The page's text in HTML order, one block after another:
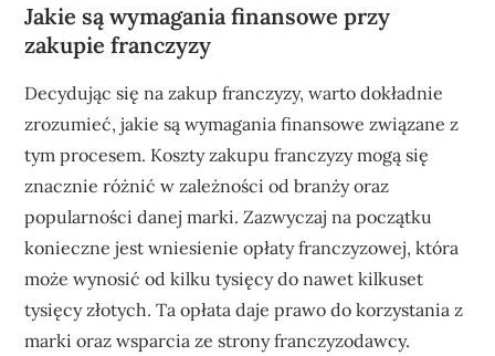
Jakie są wymagania finansowe przy
zakupie franczyzy
Decydując się na zakup franczyzy, warto dokładnie
zrozumieć, jakie są wymagania finansowe związane z
tym procesem. Koszty zakupu franczyzy mogą się
znacznie różnić w zależności od branży oraz
popularności danej marki. Zazwyczaj na początku
konieczne jest wniesienie opłaty franczyzowej, która
może wynosić od kilku tysięcy do nawet kilkuset
tysięcy złotych. Ta opłata daje prawo do korzystania z
marki oraz wsparcia ze strony franczyzodawcy.